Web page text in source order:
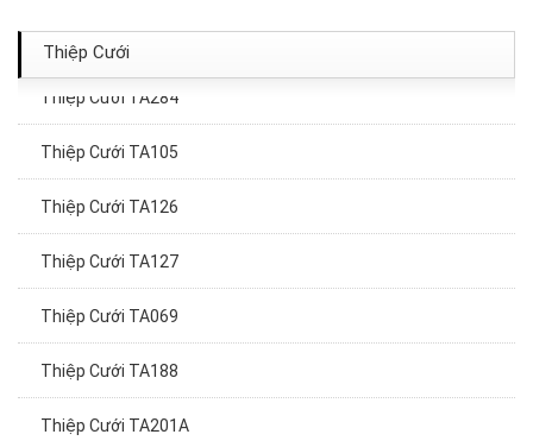
Thiệp Cưới
Thiệp Cưới TA012
Thiệp Cưới TA105
Thiệp Cưới TA126
Thiệp Cưới TA127
Thiệp Cưới TA069
Thiệp Cưới TA188
Thiệp Cưới TA201A